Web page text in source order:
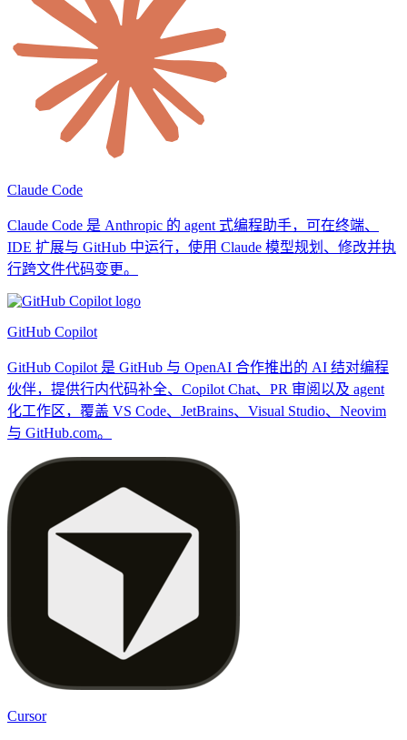
Claude Code
Claude Code 是 Anthropic 的 agent 式编程助手，可在终端、
IDE 扩展与 GitHub 中运行，使用 Claude 模型规划、修改并执
行跨文件代码变更。
GitHub Copilot
GitHub Copilot 是 GitHub 与 OpenAI 合作推出的 AI 结对编程
伙伴，提供行内代码补全、Copilot Chat、PR 审阅以及 agent
化工作区，覆盖 VS Code、JetBrains、Visual Studio、Neovim
与 GitHub.com。
Cursor